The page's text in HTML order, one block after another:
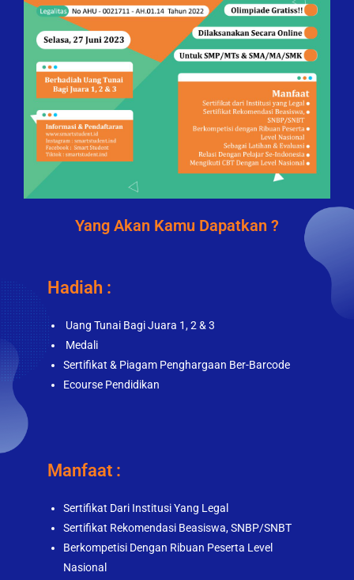
Yang Akan Kamu Dapatkan ?
Hadiah :
Uang Tunai Bagi Juara 1, 2 & 3
Medali
Sertifikat & Piagam Penghargaan Ber-Barcode
Ecourse Pendidikan
Manfaat :
Sertifikat Dari Institusi Yang Legal
Sertifikat Rekomendasi Beasiswa, SNBP/SNBT
Berkompetisi Dengan Ribuan Peserta Level
Nasional